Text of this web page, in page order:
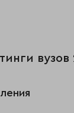
вузов